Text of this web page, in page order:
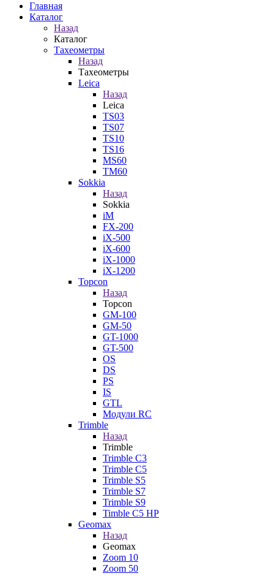
Главная
Каталог
Назад
Каталог
Тахеометры
Назад
Тахеометры
Leica
Назад
Leica
TS03
TS07
TS10
TS16
MS60
TM60
Sokkia
Назад
Sokkia
iM
FX-200
iX-500
iX-600
iX-1000
iX-1200
Topcon
Назад
Topcon
GM-100
GM-50
GT-1000
GT-500
OS
DS
PS
IS
GTL
Модули RC
Trimble
Назад
Trimble
Trimble C3
Trimble C5
Trimble S5
Trimble S7
Trimble S9
Timble C5 HP
Geomax
Назад
Geomax
Zoom 10
Zoom 50